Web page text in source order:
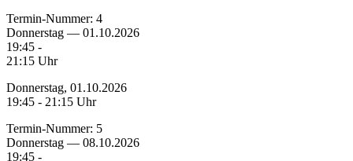
Termin-Nummer: 4
Donnerstag — 01.10.2026
19:45 -
21:15 Uhr
Donnerstag, 01.10.2026
19:45 - 21:15 Uhr
Termin-Nummer: 5
Donnerstag — 08.10.2026
19:45 -